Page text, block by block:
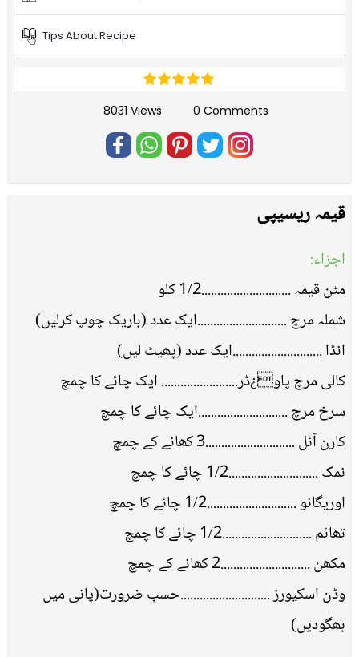
Tips About Recipe
8031 Views 0 Comments
قیمہ ریسیپی
اجزاء:
مٹن قیمہ ............................1/2 کلو
شملہ مرچ ............................ایک عدد (باریک چوپ کرلیں)
انڈا ............................ایک عدد (پھیٹ لیں)
کالی مرچ پاو¿ڈر........................ ایک چائے کا چمچ
سرخ مرچ ............................ایک چائے کا چمچ
کارن آئل ............................3 کھانے کے چمچ
نمک ............................1/2 چائے کا چمچ
اوریگانو ............................1/2 چائے کا چمچ
تھائم ............................1/2 چائے کا چمچ
مکھن ............................2 کھانے کے چمچ
وڈن اسکیورز ............................حسبِ ضرورت(پانی میں
بھگودیں)